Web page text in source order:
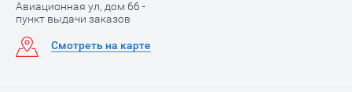
Авиационная ул, дом 66 -
пункт выдачи заказов
Смотреть на карте